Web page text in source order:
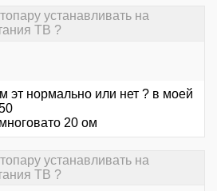
устанавливать на
ТВ ?
эт нормально или нет ? в моей
20 ом
устанавливать на
ТВ ?